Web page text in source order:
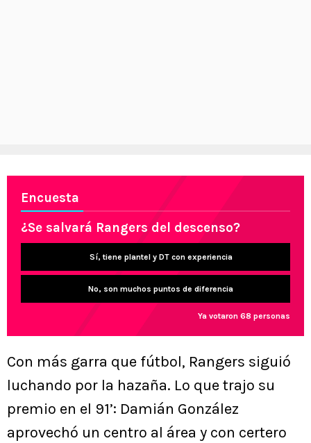
Encuesta
¿Se salvará Rangers del descenso?
Sí, tiene plantel y DT con experiencia
No, son muchos puntos de diferencia
Ya votaron 68 personas
Con más garra que fútbol, Rangers siguió
luchando por la hazaña. Lo que trajo su
premio en el 91’: Damián González
aprovechó un centro al área y con certero